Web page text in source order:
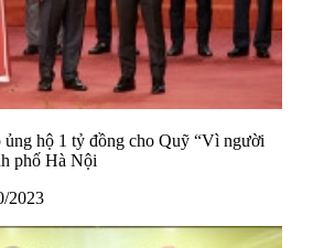
hộ 1 tỷ đồng cho Quỹ “Vì người
phố Hà Nội
2023